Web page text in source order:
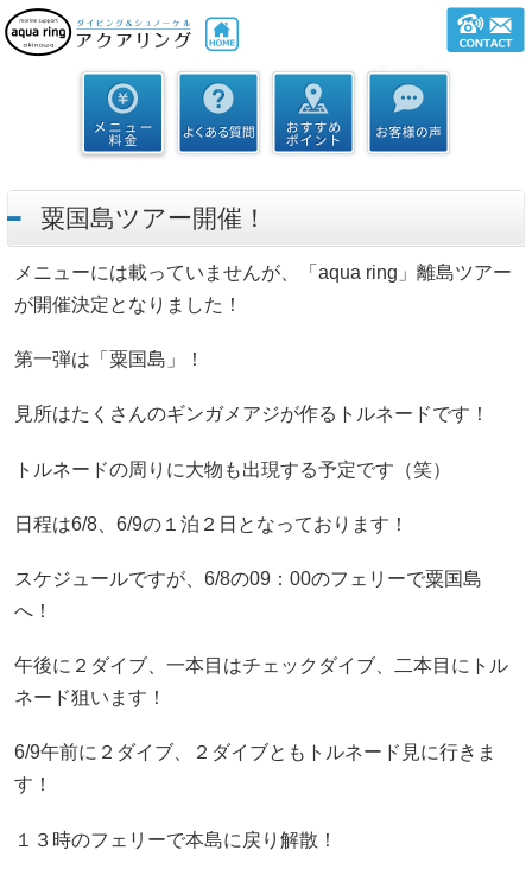
粟国島ツアー開催！
メニューには載っていませんが、「aqua ring」離島ツアー
が開催決定となりました！
第一弾は「粟国島」！
見所はたくさんのギンガメアジが作るトルネードです！
トルネードの周りに大物も出現する予定です（笑）
日程は6/8、6/9の１泊２日となっております！
スケジュールですが、6/8の09：00のフェリーで粟国島
へ！
午後に２ダイブ、一本目はチェックダイブ、二本目にトル
ネード狙います！
6/9午前に２ダイブ、２ダイブともトルネード見に行きま
す！
１３時のフェリーで本島に戻り解散！